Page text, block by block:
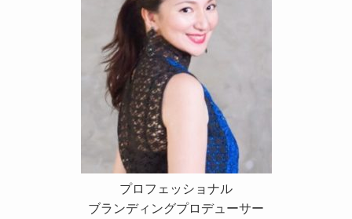
プロフェッショナル
ブランディングプロデューサー